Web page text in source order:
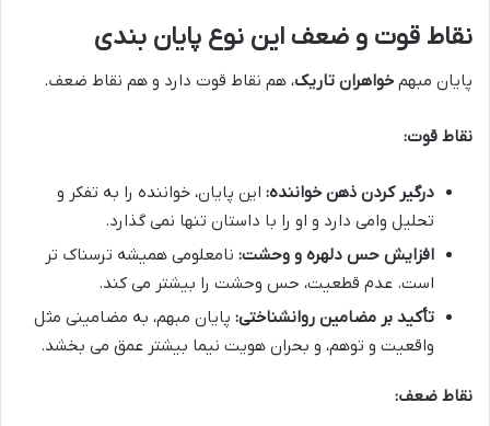
نقاط قوت و ضعف این نوع پایان بندی
پایان مبهم خواهران تاریک، هم نقاط قوت دارد و هم نقاط ضعف.
نقاط قوت:
درگیر کردن ذهن خواننده: این پایان، خواننده را به تفکر و
تحلیل وامی دارد و او را با داستان تنها نمی گذارد.
افزایش حس دلهره و وحشت: نامعلومی همیشه ترسناک تر
است. عدم قطعیت، حس وحشت را بیشتر می کند.
تأکید بر مضامین روانشناختی: پایان مبهم، به مضامینی مثل
واقعیت و توهم، و بحران هویت نیما بیشتر عمق می بخشد.
نقاط ضعف: